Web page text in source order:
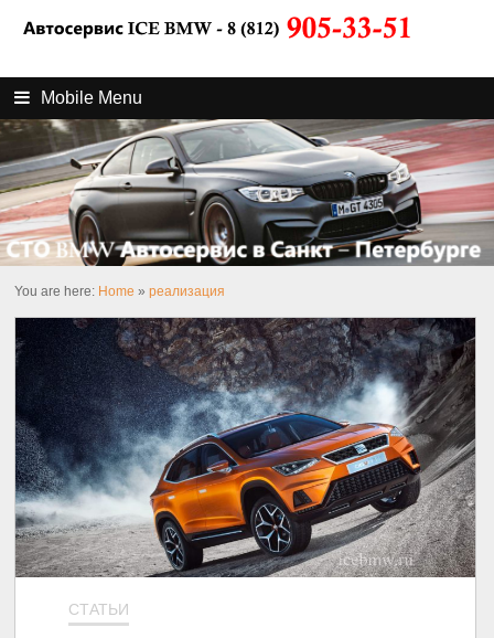
Mobile Menu
You are here: Home »реализация
СТАТЬИ